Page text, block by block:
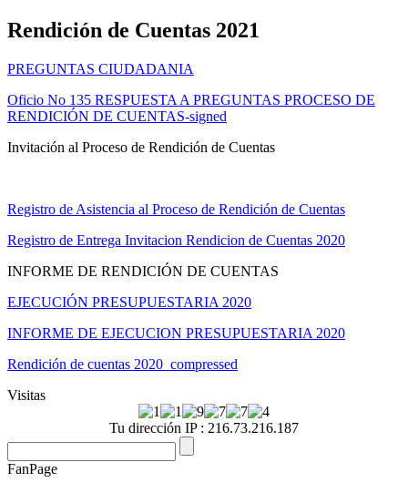
Rendición de Cuentas 2021
PREGUNTAS CIUDADANIA
Oficio No 135 RESPUESTA A PREGUNTAS PROCESO DE
RENDICIÓN DE CUENTAS-signed
Invitación al Proceso de Rendición de Cuentas
Registro de Asistencia al Proceso de Rendición de Cuentas
Registro de Entrega Invitacion Rendicion de Cuentas 2020
INFORME DE RENDICIÓN DE CUENTAS
EJECUCIÓN PRESUPUESTARIA 2020
INFORME DE EJECUCION PRESUPUESTARIA 2020
Rendición de cuentas 2020_compressed
Visitas
Tu dirección IP : 216.73.216.187
FanPage